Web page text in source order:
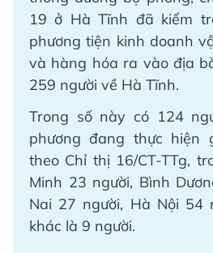
19 ở Hà Tĩnh đã kiểm
phương tiện kinh doanh
và hàng hóa ra vào địa
259 người về Hà Tĩnh.
Trong số này có 124
phương đang thực hiện
theo Chỉ thị 16/CT-TTg,
Minh 23 người, Bình
Nai 27 người, Hà Nội 54
khác là 9 người.